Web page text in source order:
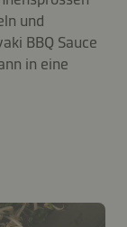
und
BBQ Sauce
in eine